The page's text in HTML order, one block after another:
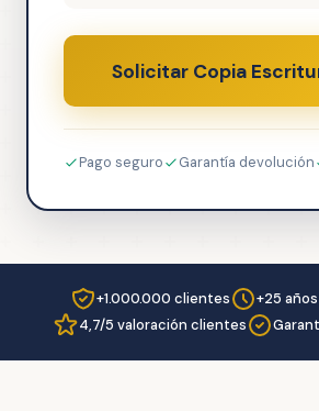
Solicitar Copia
Pago seguro Garantía devolución
+1.000.000 clientes
+25
4,7/5 valoración clientes